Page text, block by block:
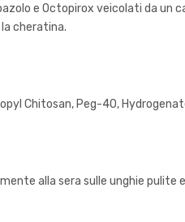
e Octopirox veicolati da
cheratina.
Chitosan, Peg-40,
alla sera sulle unghie pulite